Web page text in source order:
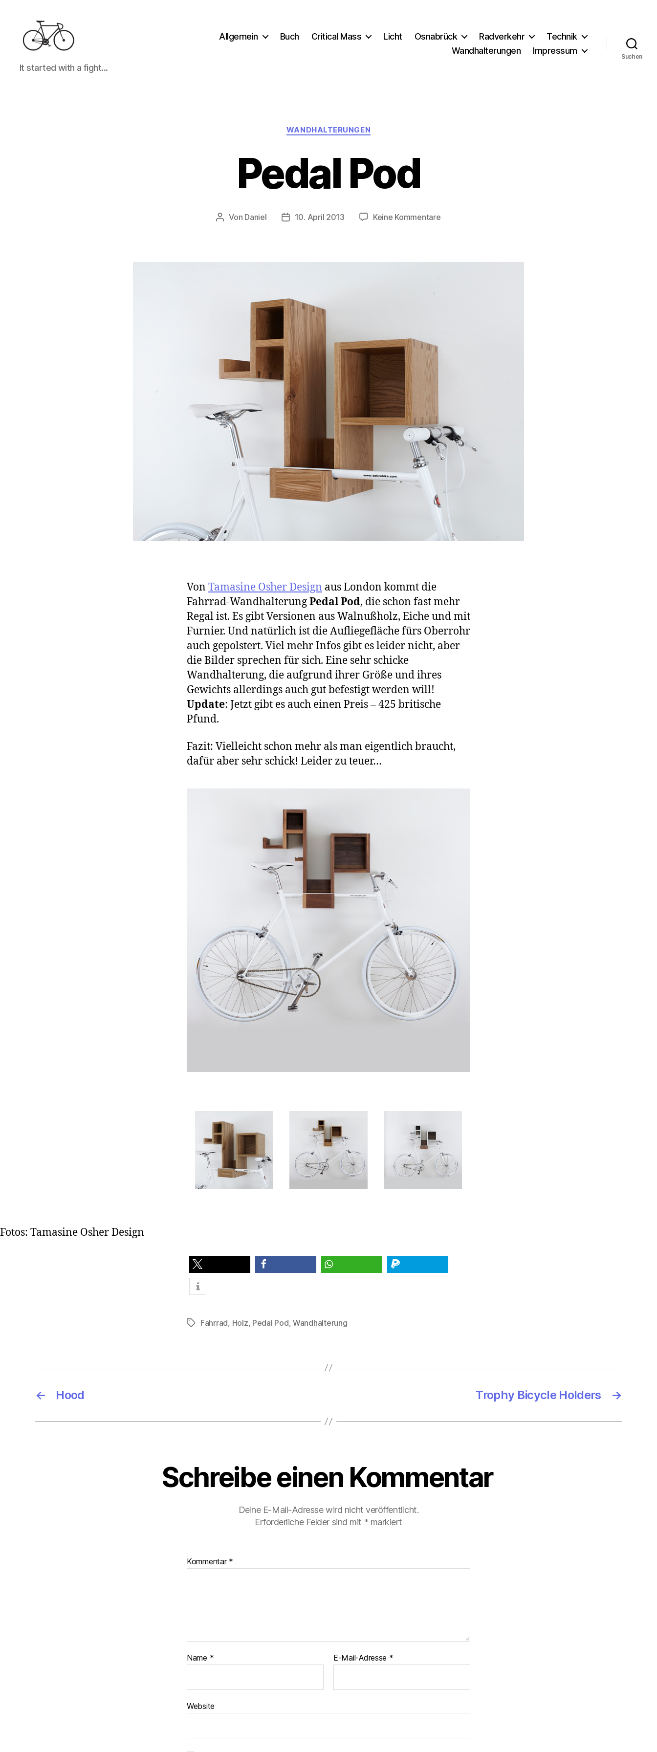
It
started
It started with a fight...
Allgemein Buch Critical Mass Licht Osnabrück Radverkehr
Technik
Wandhalterungen
Impressum
Suchen
Kategorien
WANDHALTERUNGEN
Pedal Pod
Beitragsautor
Von Daniel Beitragsdatum
10. April 2013 Keine Kommentarezu
Von Tamasine Osher Design aus London kommt die
Fahrrad-WandhalterungPedal Pod, die schon fast mehr
Regal ist. Es gibt Versionen aus Walnußholz, Eiche und mit
Furnier. Und natürlich ist die Aufliegefläche fürs Oberrohr
auch gepolstert. Viel mehr Infos gibt es leider nicht, aber
die Bilder sprechen für sich. Eine sehr schicke
Wandhalterung, die aufgrund ihrer Größe und ihres
Gewichts allerdings auch gut befestigt werden will!
Update: Jetzt gibt es auch einen Preis – 425 britische
Pfund.
Fazit: Vielleicht schon mehr als man eigentlich braucht,
dafür aber sehr schick! Leider zu teuer…
Fotos: Tamasine Osher Design
teilen
Schlagwörter
Fahrrad, Holz, Pedal Pod,Wandhalterung
← Hood →
Trophy Bicycle Holders
Schreibe einen Kommentar
Deine E-Mail-Adresse wird nicht veröffentlicht.
Erforderliche Felder sind mit * markiert
Kommentar *
Name * E-Mail-Adresse *
Website